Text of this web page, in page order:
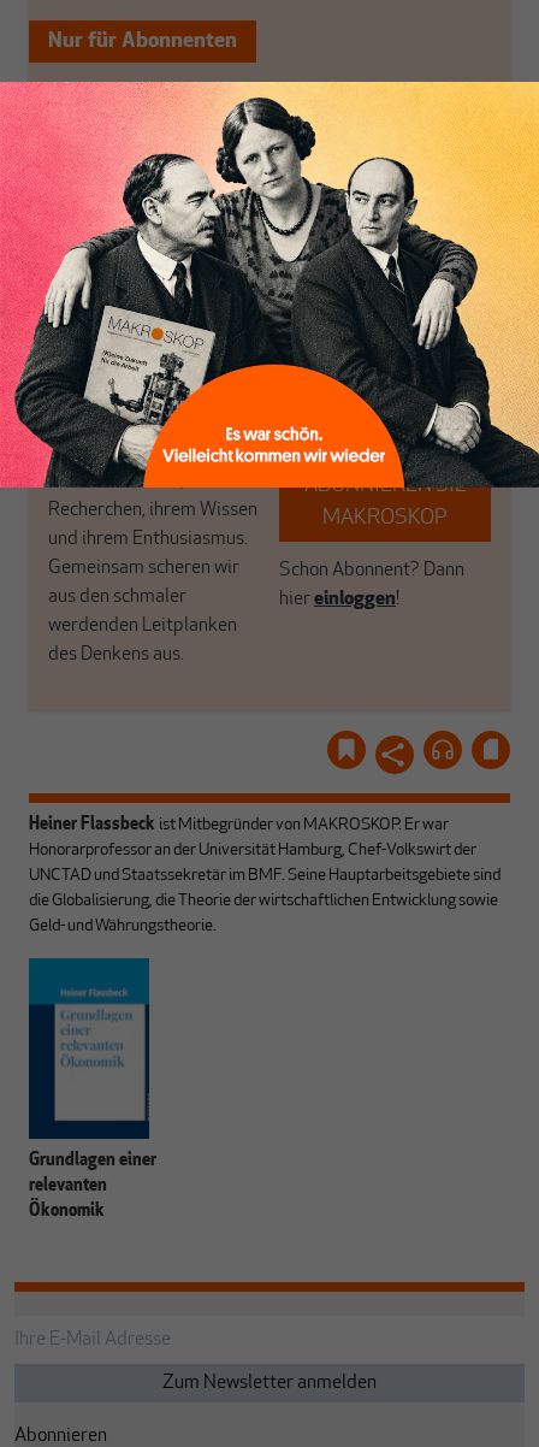
Nur für Abonnenten
MAKROSKOP analysiert
wirtschaftspolitische
Themen aus einer
postkeynesianischen
Perspektive und ist damit
in Deutschland einzigartig.
MAKROSKOP steht für
das große Ganze. Wir
haben einen Blick auf
Geld, Wirtschaft und
Politik, den Sie so
woanders nicht finden.
Dabei leben wir von
unseren Autoren, ihren
Recherchen, ihrem Wissen
und ihrem Enthusiasmus.
Gemeinsam scheren wir
aus den schmaler
werdenden Leitplanken
des Denkens aus.
Wir verlassen die
journalistische Filterblase,
in der sich viele
eingerichtet haben. Wir
öffnen Fenster und
bringen frische Luft in die
engen und verstaubten
Debattenräume.
Brauchen Sie auch frische
Luft? Dann folgen Sie
einfach dem Button.
ABONNIEREN SIE
MAKROSKOP
Schon Abonnent? Dann
hiereinloggen!
Heiner Flassbeck ist Mitbegründer von MAKROSKOP. Er war
Honorarprofessor an der Universität Hamburg, Chef-Volkswirt der
UNCTAD und Staatssekretär im BMF. Seine Hauptarbeitsgebiete sind
die Globalisierung, die Theorie der wirtschaftlichen Entwicklung sowie
Geld- und Währungstheorie.
Grundlagen einer
relevanten
Ökonomik
Abonnieren